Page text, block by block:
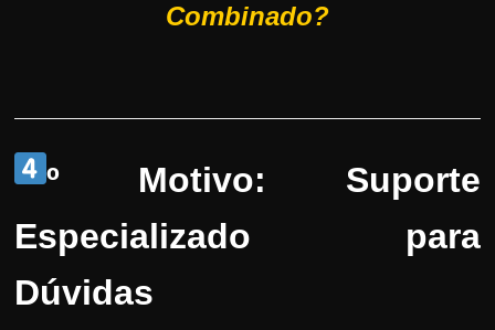
Combinado?
º Motivo: Suporte
Especializado para
Dúvidas